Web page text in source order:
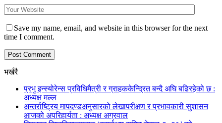
Save my name, email, and website in this browser for the next
time I comment.
भर्खरै
प्रभु इन्स्योरेन्स प्रविधिमैत्री र ग्राहककेन्द्रित बन्दै अघि बढिरहेको छ :
अध्यक्ष मल्ल
अन्तर्राष्ट्रिय मापदण्डअनुसारको लेखापरीक्षण र प्रभावकारी सुशासन
आजको अपरिहार्यता : अध्यक्ष अग्रवाल